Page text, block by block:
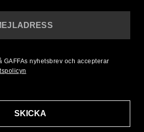
SKICKA
GAFFAs nyhetsbrev och accepterar